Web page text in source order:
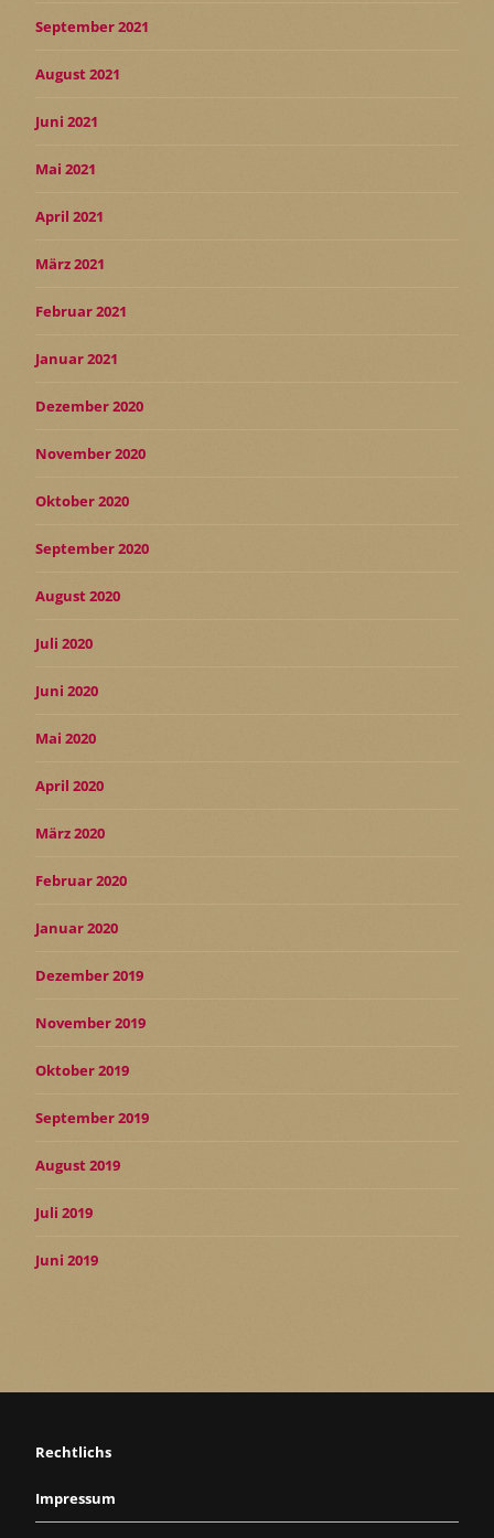
September 2021
August 2021
Juni 2021
Mai 2021
April 2021
März 2021
Februar 2021
Januar 2021
Dezember 2020
November 2020
Oktober 2020
September 2020
August 2020
Juli 2020
Juni 2020
Mai 2020
April 2020
März 2020
Februar 2020
Januar 2020
Dezember 2019
November 2019
Oktober 2019
September 2019
August 2019
Juli 2019
Juni 2019
Rechtlichs
Impressum